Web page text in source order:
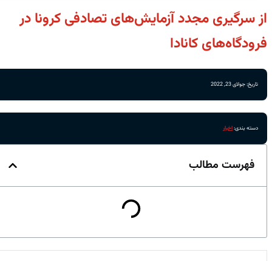
از سرگیری مجدد آزمایش‌های تصادفی کرونا در
فرودگاه‌های کانادا
تاریخ: جولای 23, 2022
دسته بندی:اخبار
فهرست مطالب